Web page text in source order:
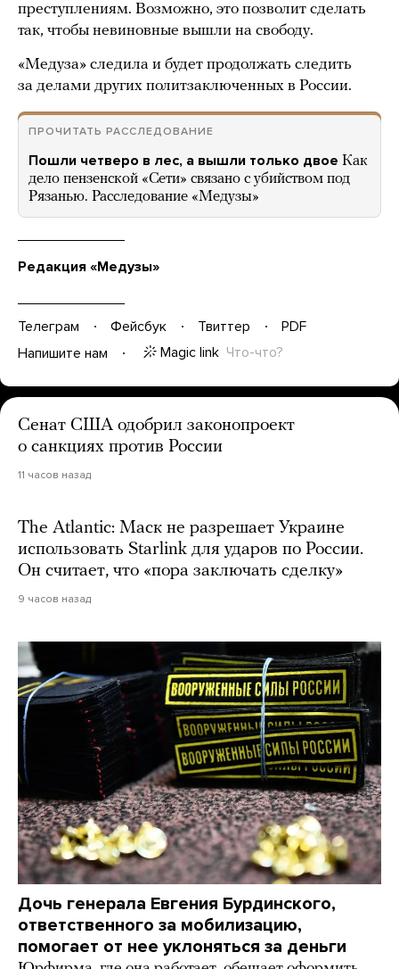
преступлениям. Возможно, это позволит сделать
так, чтобы невиновные вышли на свободу.
«Медуза» следила и будет продолжать следить
за делами других политзаключенных в России.
ПРОЧИТАТЬ РАССЛЕДОВАНИЕ
Пошли четверо в лес, а вышли только двое Как
дело пензенской «Сети» связано с убийством под
Рязанью. Расследование «Медузы»
Редакция «Медузы»
Телеграм Фейсбук Твиттер
PDF
Напишите нам
Magic link Что-что?
Сенат США одобрил законопроект
о санкциях против России
11 часов назад
The Atlantic: Маск не разрешает Украине
использовать Starlink для ударов по России.
Он считает, что «пора заключать сделку»
9 часов назад
Дочь генерала Евгения Бурдинского,
ответственного за мобилизацию,
помогает от нее уклоняться за деньги